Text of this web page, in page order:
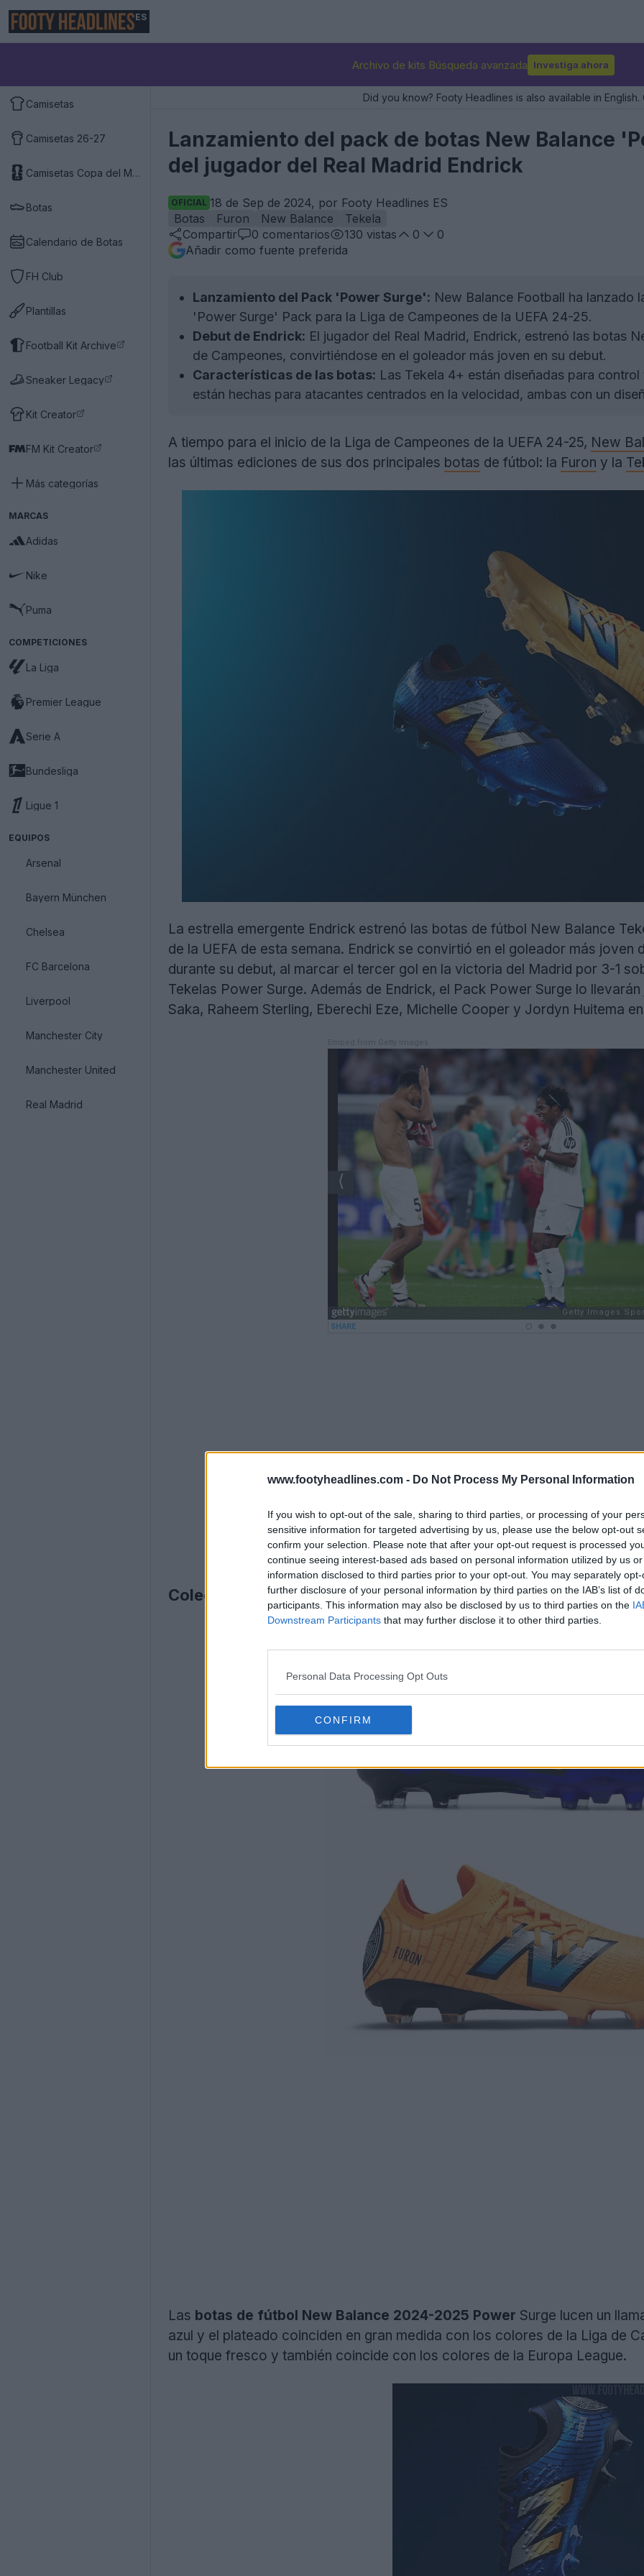
www.footyheadlines.com - Do Not Process My Personal Information
If you wish to opt-out of the sale, sharing to third parties, or processing of your
sensitive information for targeted advertising by us, please use the below opt-out
confirm your selection. Please note that after your opt-out request is processed
continue seeing interest-based ads based on personal information utilized by us
information disclosed to third parties prior to your opt-out. You may separately
further disclosure of your personal information by third parties on the IAB’s list of
participants. This information may also be disclosed by us to third parties on the
Downstream Participants that may further disclose it to other third parties.
Personal Data Processing Opt Outs
CONFIRM
ES
Archivo de kits Búsqueda avanzada Investiga ahora
Camisetas
Camisetas 26-27
Camisetas Copa del Mundo 2026
Botas
Calendario de Botas
FH Club
Plantillas
Football Kit Archive
Sneaker Legacy
Kit Creator
FM Kit Creator
Más categorías
MARCAS
Adidas
Nike
Puma
COMPETICIONES
La Liga
Premier League
Serie A
Bundesliga
Ligue 1
EQUIPOS
Arsenal
Bayern München
Chelsea
FC Barcelona
Liverpool
Manchester City
Manchester United
Real Madrid
Did you know? Footy Headlines is also available in
Lanzamiento del pack de botas New Balance
del jugador del Real Madrid Endrick
OFICIAL 18 de Sep de 2024, por Footy Headlines ES
Botas
Furon New Balance
Tekela
Compartir
0 comentarios 130 vistas 0
0
Añadir como fuente preferida
Lanzamiento del Pack 'Power Surge': New Balance Football ha lanzado
'Power Surge' Pack para la Liga de Campeones de la UEFA 24-25.
Debut de Endrick: El jugador del Real Madrid, Endrick, estrenó las botas
de Campeones, convirtiéndose en el goleador más joven en su debut.
Características de las botas: Las Tekela 4+ están diseñadas para
están hechas para atacantes centrados en la velocidad, ambas con un
A tiempo para el inicio de la Liga de Campeones de la UEFA 24-25, New
las últimas ediciones de sus dos principales botas de fútbol: la Furon y la
La estrella emergente Endrick estrenó las botas de fútbol New Balance
de la UEFA de esta semana. Endrick se convirtió en el goleador más joven
durante su debut, al marcar el tercer gol en la victoria del Madrid por 3-1
Tekelas Power Surge. Además de Endrick, el Pack Power Surge lo
Saka, Raheem Sterling, Eberechi Eze, Michelle Cooper y Jordyn Huitema
Colección de botas de fútbol New Balance 2024-2025 Power
Las botas de fútbol New Balance 2024-2025 Power Surge lucen un
azul y el plateado coinciden en gran medida con los colores de la Liga de
un toque fresco y también coincide con los colores de la Europa League.